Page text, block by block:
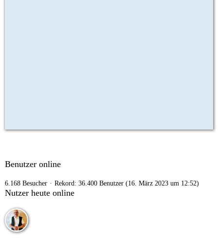
Benutzer online
6.168 Besucher Rekord: 36.400 Benutzer (16. März 2023 um 12:52)
Nutzer heute online